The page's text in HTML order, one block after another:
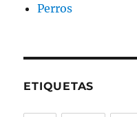
Perros
ETIQUETAS